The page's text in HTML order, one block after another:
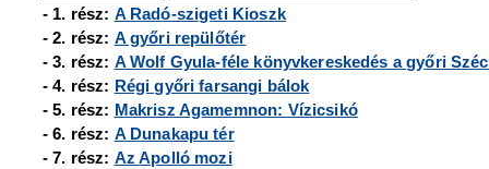
- 1. rész: A Radó-szigeti Kioszk
- 2. rész: A győri repülőtér
- 3. rész: A Wolf Gyula-féle könyvkereskedés a győri
- 4. rész: Régi győri farsangi bálok
- 5. rész: Makrisz Agamemnon: Vízicsikó
- 6. rész: A Dunakapu tér
- 7. rész: Az Apolló mozi